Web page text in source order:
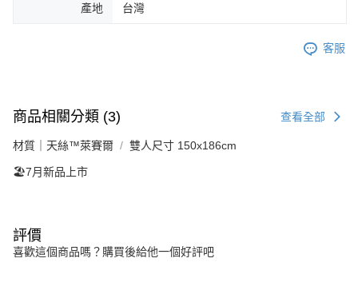
產地 台灣
客服
商品相關分類 (3) 查看全部
材質｜天絲™萊賽爾 雙人尺寸 150x186cm
🏖️7月新品上市
評價
喜歡這個商品嗎？購買後給他一個好評吧